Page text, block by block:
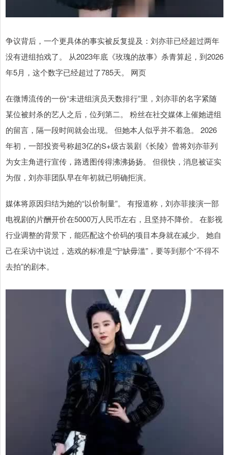
争议背后，一个更具体的事实被反复提及：刘亦菲已经超过两年
没有进组拍戏了。 从2023年底《玫瑰的故事》杀青算起，到2026
年5月，这个数字已经超过了785天。 网页
在微博流传的一份“未进组演员天数排行”里，刘亦菲的名字紧随
某位被封杀的艺人之后，位列第二。 粉丝在社交媒体上催她进组
的留言，隔一段时间就会出现。 但她本人似乎并不着急。 2026
年初，一部投资号称超3亿的S+级古装剧《长陵》曾将刘亦菲列
为女主角进行宣传，路透图传得沸沸扬扬。 但很快，消息被证实
为假，刘亦菲团队早在年初就已明确拒演。
媒体将原因归结为她的“以价制量”。 有报道称，刘亦菲接演一部
电视剧的片酬开价在5000万人民币左右，且坚持不降价。 在影视
行业调整的背景下，能匹配这个价码的项目本身就在减少。 她自
己在采访中说过，选戏的标准是“宁缺毋滥”，要等到那个“不得不
去拍”的剧本。